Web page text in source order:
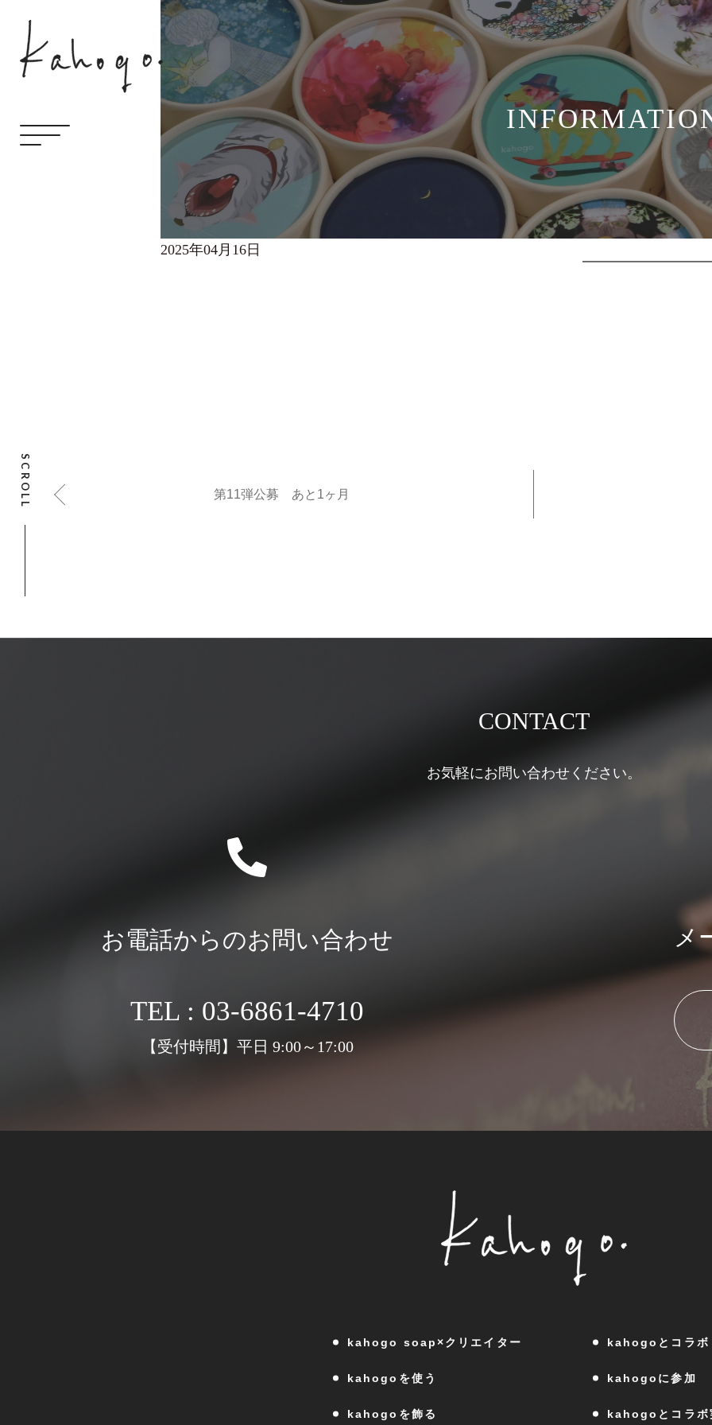
SCROLL
2025年04月16日
第11弾公募 あと1ヶ月
CONTACT
お気軽にお問い合わせください。
お電話からのお問い合わせ
TEL : 03-6861-4710
【受付時間】平日 9:00～17:00
メ
kahogo soap×クリエイター
kahogoを使う
kahogoを飾る
kahogoとコラボ
kahogoに参加
kahogoとコラボ